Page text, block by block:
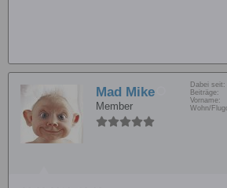
Mad Mike
Member
Dabei seit:
Beiträge:
Vorname:
Wohn/